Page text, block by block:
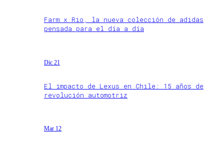
Farm x Rio, la nueva colección de adidas
pensada para el día a día
Dic 21
El impacto de Lexus en Chile: 15 años de
revolución automotriz
Mar 12